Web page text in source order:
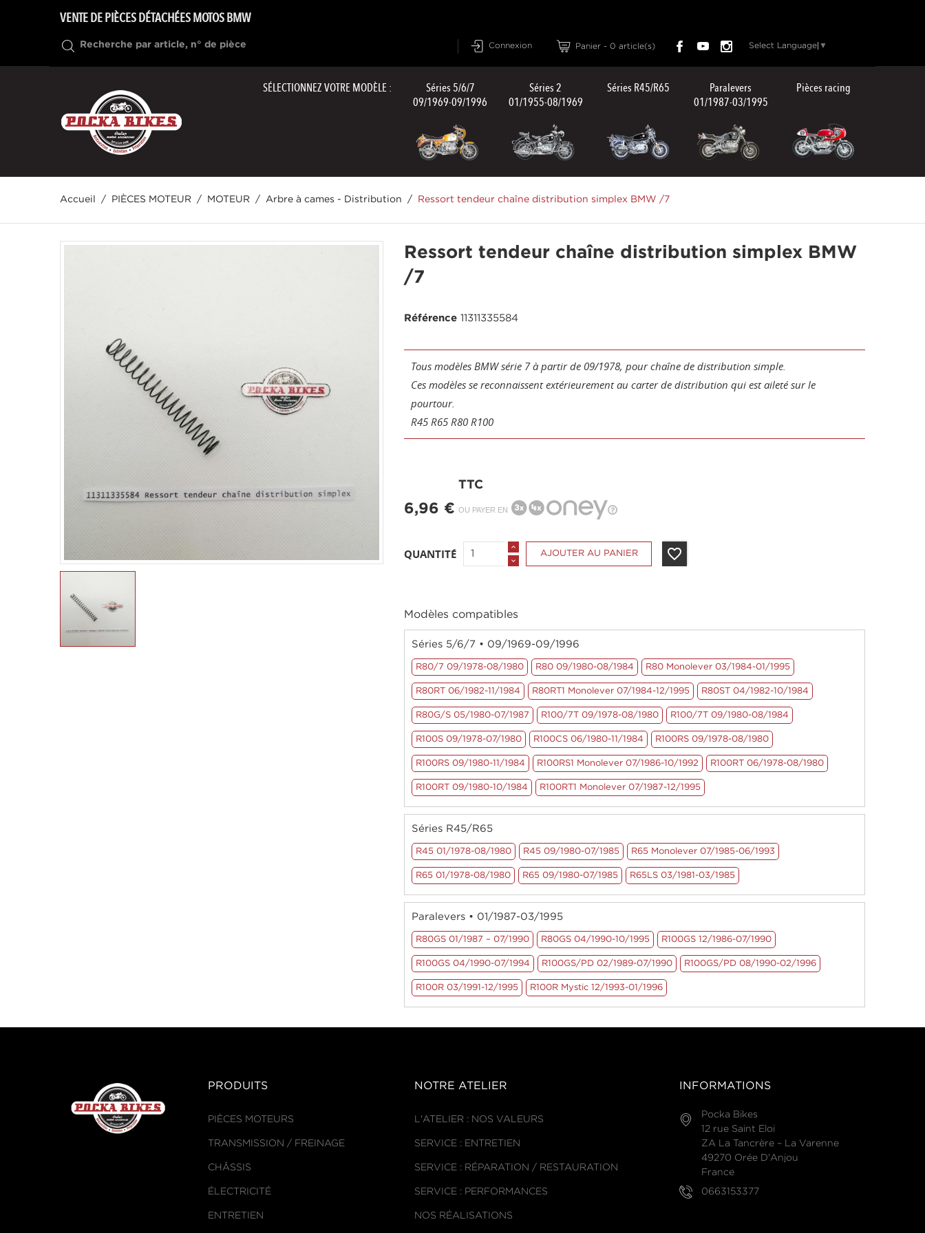
VENTE DE PIÈCES DÉTACHÉES MOTOS BMW
Connexion Panier - 0 article(s) Select Language ▼
SÉLECTIONNEZ VOTRE MODÈLE :
Séries 5/6/7
09/1969-09/1996
Séries 2
01/1955-08/1969
Séries R45/R65
Paralevers
01/1987-03/1995
Pièces racing
Accueil PIÈCES MOTEUR MOTEUR Arbre à cames - Distribution Ressort tendeur chaîne distribution simplex BMW /7
Ressort tendeur chaîne distribution simplex BMW
/7
Référence 11311335584
Tous modèles BMW série 7 à partir de 09/1978, pour chaîne de distribution simple.
Ces modèles se reconnaissent extérieurement au carter de distribution qui est aileté sur le
pourtour.
R45 R65 R80 R100
6,96 €
TTC
OU PAYER EN
QUANTITÉ AJOUTER AU PANIER favorite_border
Modèles compatibles
Séries 5/6/7 • 09/1969-09/1996
R80/7 09/1978-08/1980 R80 09/1980-08/1984 R80 Monolever 03/1984-01/1995
R80RT 06/1982-11/1984 R80RT1 Monolever 07/1984-12/1995 R80ST 04/1982-10/1984
R80G/S 05/1980-07/1987 R100/7T 09/1978-08/1980 R100/7T 09/1980-08/1984
R100S 09/1978-07/1980 R100CS 06/1980-11/1984 R100RS 09/1978-08/1980
R100RS 09/1980-11/1984 R100RS1 Monolever 07/1986-10/1992 R100RT 06/1978-08/1980
R100RT 09/1980-10/1984 R100RT1 Monolever 07/1987-12/1995
Séries R45/R65
R45 01/1978-08/1980 R45 09/1980-07/1985 R65 Monolever 07/1985-06/1993
R65 01/1978-08/1980 R65 09/1980-07/1985 R65LS 03/1981-03/1985
Paralevers • 01/1987-03/1995
R80GS 01/1987 – 07/1990 R80GS 04/1990-10/1995 R100GS 12/1986-07/1990
R100GS 04/1990-07/1994 R100GS/PD 02/1989-07/1990 R100GS/PD 08/1990-02/1996
R100R 03/1991-12/1995 R100R Mystic 12/1993-01/1996
PRODUITS
PIÈCES MOTEURS
TRANSMISSION / FREINAGE
CHÂSSIS
ÉLECTRICITÉ
ENTRETIEN
NOTRE ATELIER
L'ATELIER : NOS VALEURS
SERVICE : ENTRETIEN
SERVICE : RÉPARATION / RESTAURATION
SERVICE : PERFORMANCES
NOS RÉALISATIONS
INFORMATIONS
Pocka Bikes
12 rue Saint Eloi
ZA La Tancrère – La Varenne
49270 Orée D'Anjou
France
0663153377